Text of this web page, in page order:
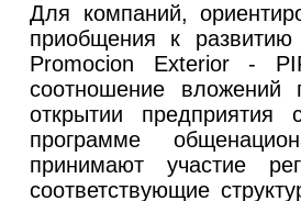
Для компаний,
приобщения к
Promocion Exterior -
соотношение вложений
открытии
программе
принимают участие
соответствующие